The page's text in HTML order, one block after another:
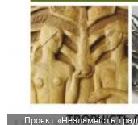
Проєкт «Незламність